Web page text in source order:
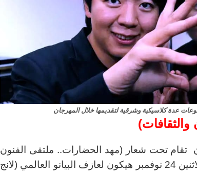
عدة كلاسيكية وشرقية لتقديمها خلال المهرجان
تقام تحت شعار (مهد الحضارات.. ملتقى الفنون
والثقافات)، وحفل الافتتاح الكبير يوم الاثنين 24 نوفمبر هيكون لعازف البيانو العالمي (لانج